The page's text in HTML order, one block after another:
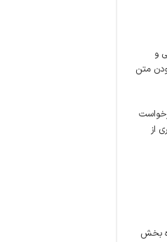
و
متن
از
بخش